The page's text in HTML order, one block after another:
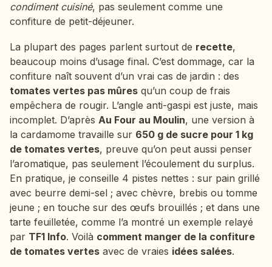
condiment cuisiné, pas seulement comme une
confiture de petit-déjeuner.
La plupart des pages parlent surtout de recette,
beaucoup moins d’usage final. C’est dommage, car la
confiture naît souvent d’un vrai cas de jardin : des
tomates vertes pas mûres qu’un coup de frais
empêchera de rougir. L’angle anti-gaspi est juste, mais
incomplet. D’après Au Four au Moulin, une version à
la cardamome travaille sur 650 g de sucre pour 1 kg
de tomates vertes, preuve qu’on peut aussi penser
l’aromatique, pas seulement l’écoulement du surplus.
En pratique, je conseille 4 pistes nettes : sur pain grillé
avec beurre demi-sel ; avec chèvre, brebis ou tomme
jeune ; en touche sur des œufs brouillés ; et dans une
tarte feuilletée, comme l’a montré un exemple relayé
par TF1 Info. Voilà comment manger de la confiture
de tomates vertes avec de vraies idées salées.